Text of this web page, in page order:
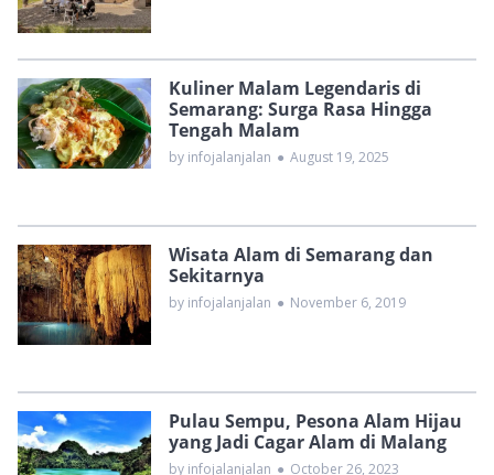
Kuliner Malam Legendaris di
Semarang: Surga Rasa Hingga
Tengah Malam
by infojalanjalan ● August 19, 2025
Wisata Alam di Semarang dan
Sekitarnya
by infojalanjalan ● November 6, 2019
Pulau Sempu, Pesona Alam Hijau
yang Jadi Cagar Alam di Malang
by infojalanjalan ● October 26, 2023